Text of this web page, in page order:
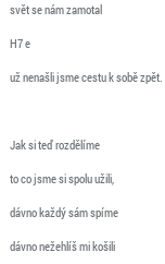
svět se nám zamotal
H7 e
už nenašli jsme cestu k sobě zpět.
Jak si teď rozdělíme
to co jsme si spolu užili,
dávno každý sám spíme
dávno nežehlíš mi košili